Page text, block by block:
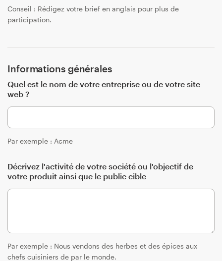
Conseil : Rédigez votre brief en anglais pour plus de
participation.
Informations générales
Quel est le nom de votre entreprise ou de votre site
web ?
Par exemple : Acme
Décrivez l'activité de votre société ou l'objectif de
votre produit ainsi que le public cible
Par exemple : Nous vendons des herbes et des épices aux
chefs cuisiniers de par le monde.
Obtenez
un
Carte de visite
Web page design
+49 30 568 377 84